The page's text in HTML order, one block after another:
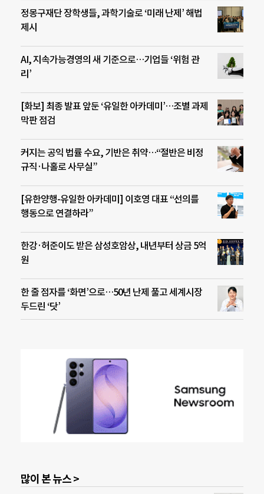
정몽구재단 장학생들, 과학기술로 ‘미래 난제’ 해법
제시
AI, 지속가능경영의 새 기준으로…기업들 ‘위험 관
리’
[화보] 최종 발표 앞둔 ‘유일한 아카데미’…조별 과제
막판 점검
커지는 공익 법률 수요, 기반은 취약…“절반은 비정
규직·나홀로 사무실”
[유한양행-유일한 아카데미] 이호영 대표 “선의를
행동으로 연결하라”
한강·허준이도 받은 삼성호암상, 내년부터 상금 5억
원
한 줄 점자를 ‘화면’으로…50년 난제 풀고 세계시장
두드린 ‘닷’
많이 본 뉴스 >